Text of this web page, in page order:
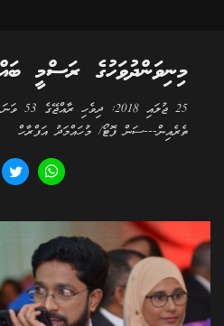
މިނިވަންދުވަހުގެ ރަސްމީ
25
ތެރެއިން---ސަން ފޮޓޯ/ މުހައްމަދު އަފްރާހް